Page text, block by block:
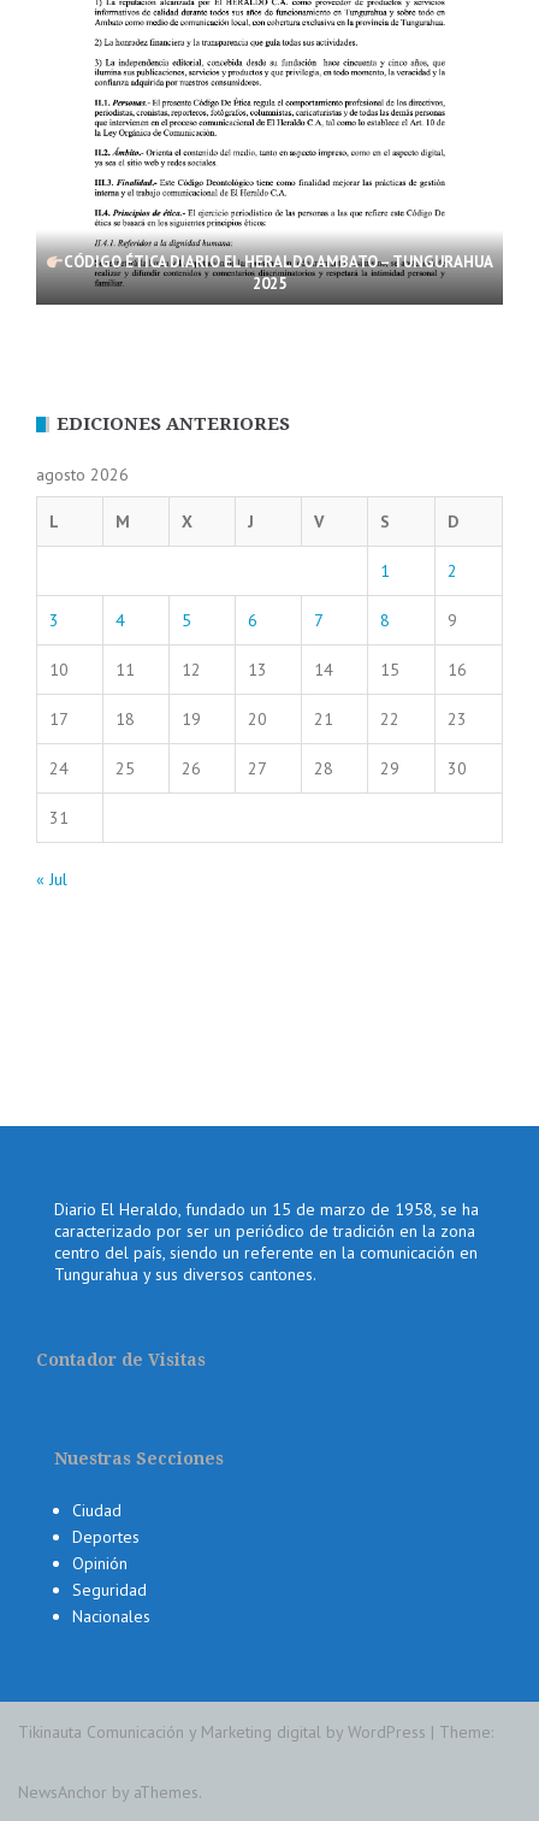
CÓDIGO ÉTICA DIARIO EL HERALDO AMBATO – TUNGURAHUA
2025
EDICIONES ANTERIORES
agosto 2026
L M X J V S D
1 2
3 4 5 6 7 8 9
10 11 12 13 14 15 16
17 18 19 20 21 22 23
24 25 26 27 28 29 30
31
« Jul
Diario El Heraldo, fundado un 15 de marzo de 1958, se ha
caracterizado por ser un periódico de tradición en la zona
centro del país, siendo un referente en la comunicación en
Tungurahua y sus diversos cantones.
Contador de Visitas
Nuestras Secciones
Ciudad
Deportes
Opinión
Seguridad
Nacionales
Tikinauta Comunicación y Marketing digital by WordPress | Theme:
NewsAnchor by aThemes.